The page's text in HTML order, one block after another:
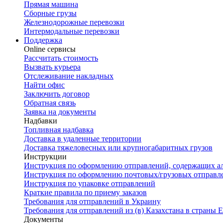
Прямая машина
Сборные грузы
Железнодорожные перевозки
Интермодальные перевозки
Поддержка
Online сервисы
Рассчитать стоимость
Вызвать курьера
Отслеживание накладных
Найти офис
Заключить договор
Обратная связь
Заявка на документы
Надбавки
Топливная надбавка
Доставка в удаленные территории
Доставка тяжеловесных или крупногабаритных грузов
Инструкции
Инструкция по оформлению отправлений, содержащих
Инструкция по оформлению почтовых/грузовых
Инструкция по упаковке отправлений
Краткие правила по приему заказов
Требования для отправлений в Украину
Требования для отправлений из (в) Казахстана в страны
Документы